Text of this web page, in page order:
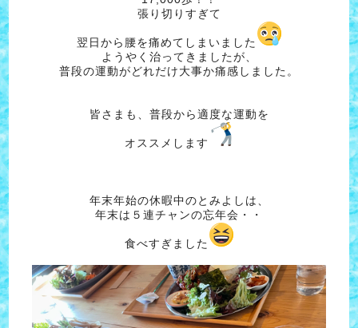
張り切りすぎて
翌日から腰を痛めてしまいました
ようやく治ってきましたが、
普段の運動がどれだけ大事か痛感しました。
皆さまも、普段から適度な運動を
オススメします
年末年始の休暇中のとみよしは、
年末は５連チャンの忘年会・・
食べすぎました